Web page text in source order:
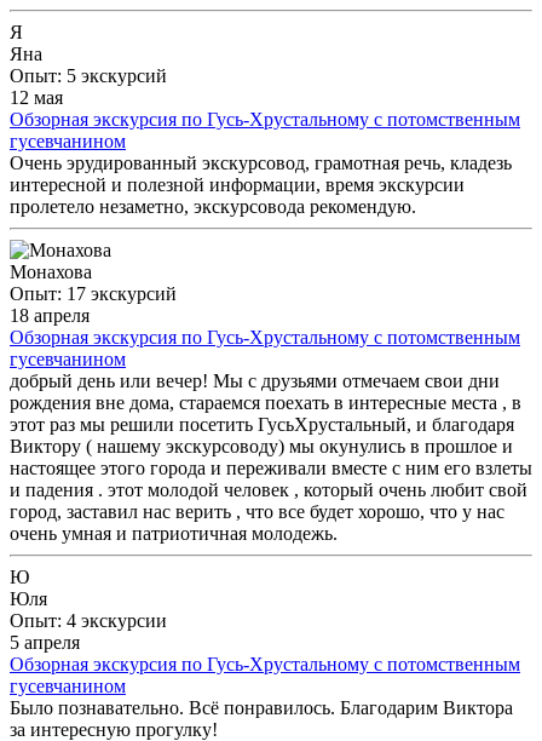
Я
Яна
Опыт: 5 экскурсий
12 мая
Обзорная экскурсия по Гусь-Хрустальному с потомственным
гусевчанином
Очень эрудированный экскурсовод, грамотная речь, кладезь
интересной и полезной информации, время экскурсии
пролетело незаметно, экскурсовода рекомендую.
Монахова
Опыт: 17 экскурсий
18 апреля
Обзорная экскурсия по Гусь-Хрустальному с потомственным
гусевчанином
добрый день или вечер! Мы с друзьями отмечаем свои дни
рождения вне дома, стараемся поехать в интересные места , в
этот раз мы решили посетить ГусьХрустальный, и благодаря
Виктору ( нашему экскурсоводу) мы окунулись в прошлое и
настоящее этого города и переживали вместе с ним его взлеты
и падения . этот молодой человек , который очень любит свой
город, заставил нас верить , что все будет хорошо, что у нас
очень умная и патриотичная молодежь.
Ю
Юля
Опыт: 4 экскурсии
5 апреля
Обзорная экскурсия по Гусь-Хрустальному с потомственным
гусевчанином
Было познавательно. Всё понравилось. Благодарим Виктора
за интересную прогулку!